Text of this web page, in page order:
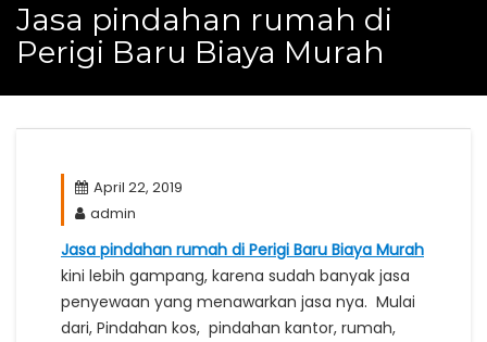
Jasa pindahan rumah di
Perigi Baru Biaya Murah
April 22, 2019
admin
Jasa pindahan rumah di Perigi Baru Biaya Murah
kini lebih gampang, karena sudah banyak jasa
penyewaan yang menawarkan jasa nya. Mulai
dari, Pindahan kos, pindahan kantor, rumah,